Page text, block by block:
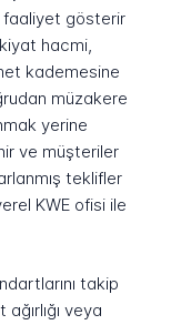
faaliyet gösterir
hacmi,
kademesine
müzakere
yerine
ve müşteriler
teklifler
KWE ofisi ile
takip
veya